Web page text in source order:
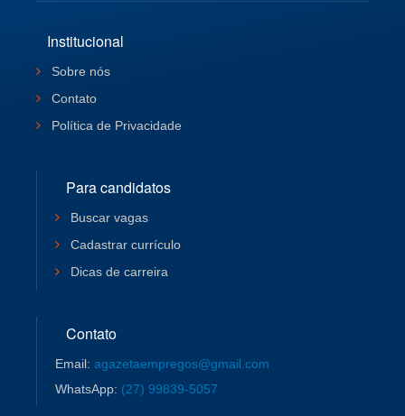
Institucional
Sobre nós
Contato
Política de Privacidade
Para candidatos
Buscar vagas
Cadastrar currículo
Dicas de carreira
Contato
Email: agazetaempregos@gmail.com
WhatsApp: (27) 99839-5057